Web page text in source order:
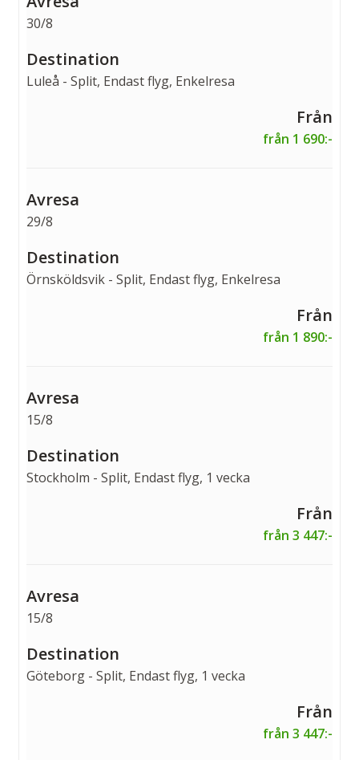
30/8
Luleå - Split, Endast flyg, Enkelresa
från 1 690:-
29/8
Örnsköldsvik - Split, Endast flyg, Enkelresa
från 1 890:-
15/8
Stockholm - Split, Endast flyg, 1 vecka
från 3 447:-
15/8
Göteborg - Split, Endast flyg, 1 vecka
från 3 447:-